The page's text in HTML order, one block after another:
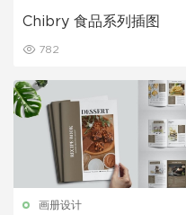
Chibry 食品系列插图
782
画册设计